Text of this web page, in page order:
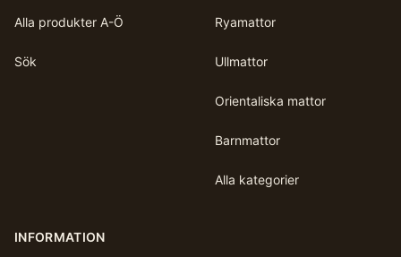
Alla produkter A-Ö
Sök
Ryamattor
Ullmattor
Orientaliska mattor
Barnmattor
Alla kategorier
INFORMATION